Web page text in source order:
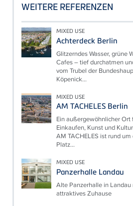
WEITERE REFERENZEN
MIXED USE
Achterdeck Berlin
Glitzerndes Wasser, grüne
Cafes – tief durchatmen
vom Trubel der
Köpenick...
MIXED USE
AM TACHELES Berlin
Ein außergewöhnlicher Ort
Einkaufen, Kunst und
AM TACHELES ist rund
Platz...
MIXED USE
Panzerhalle Landau
Alte Panzerhalle in
attraktives Zuhause